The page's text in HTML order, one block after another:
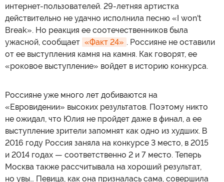
интернет-пользователей. 29-летняя артистка
действительно не удачно исполнила песню «I won't
Break». Но реакция ее соотечественников была
ужасной, сообщает «Факт 24» . Россияне не оставили
от ее выступления камня на камня. Как говорят, ее
«роковое выступление» войдет в историю конкурса.
Россияне уже много лет добиваются на
«Евровидении» высоких результатов. Поэтому никто
не ожидал, что Юлия не пройдет даже в финал, а ее
выступление зрители запомнят как одно из худших. В
2016 году Россия заняла на конкурсе 3 место, в 2015
и 2014 годах — соответственно 2 и 7 место. Теперь
Москва также рассчитывала на хороший результат,
но увы… Певица, как она призналась сама, совершила